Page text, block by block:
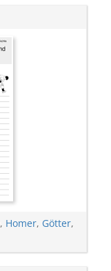
, Homer, Götter,